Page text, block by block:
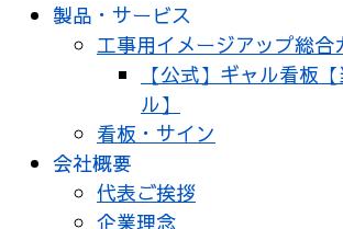
製品・サービス
工事用イメージアップ総合
【公式】ギャル看板
ル】
看板・サイン
会社概要
代表ご挨拶
企業理念